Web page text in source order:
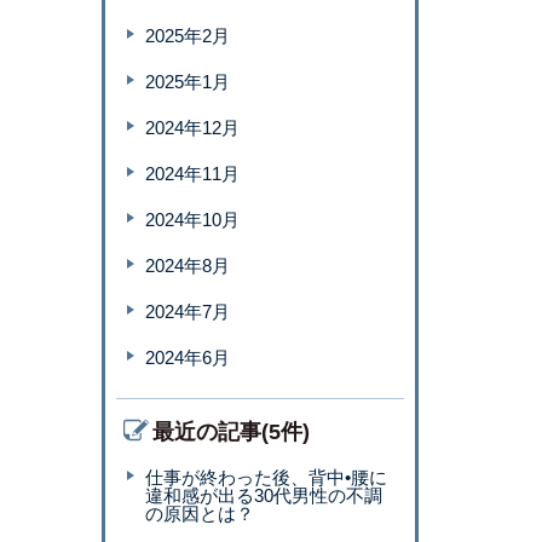
2025年2月
2025年1月
2024年12月
2024年11月
2024年10月
2024年8月
2024年7月
2024年6月
最近の記事(5件)
仕事が終わった後、背中•腰に
違和感が出る30代男性の不調
の原因とは？